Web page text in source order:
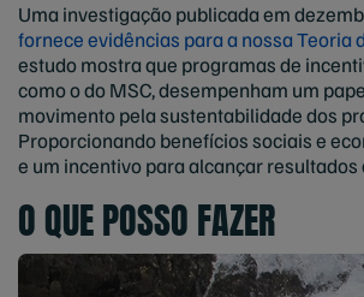
Uma investigação publicada em
fornece evidências para a nossa Teoria
estudo mostra que programas de
como o do MSC, desempenham um
movimento pela sustentabilidade dos
Proporcionando benefícios sociais e
e um incentivo para alcançar
O QUE POSSO FAZER